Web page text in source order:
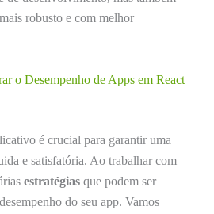
robusto e com melhor
o Desempenho de Apps em React
é crucial para garantir uma
e satisfatória. Ao trabalhar com
estratégias que podem ser
do seu app. Vamos